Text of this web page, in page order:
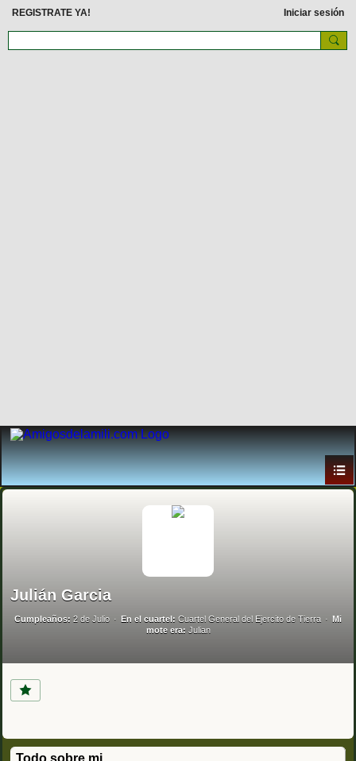
REGISTRATE YA! Iniciar sesión
Julián Garcia
Cumpleaños: 2 de Julio En el cuartel: Cuartel General del Ejercito de Tierra
Mi
mote era: Julian
Todo sobre mi